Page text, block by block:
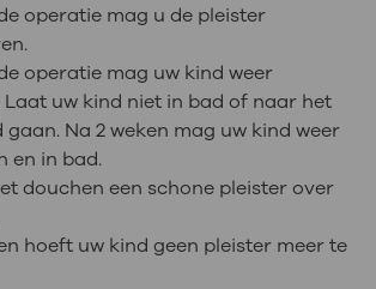
operatie mag u de pleister
operatie mag uw kind weer
Laat uw kind niet in bad of naar het
gaan. Na 2 weken mag uw kind weer
en in bad.
douchen een schone pleister over
hoeft uw kind geen pleister meer te